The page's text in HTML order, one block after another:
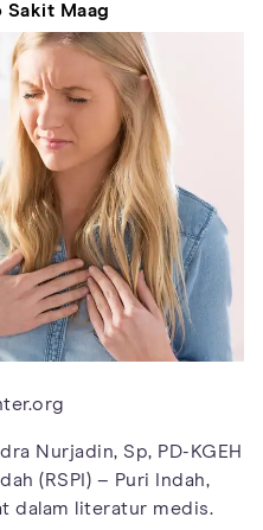
Sakit Maag
Nurjadin, Sp, PD-KGEH
(RSPI) – Puri Indah,
dalam literatur medis.